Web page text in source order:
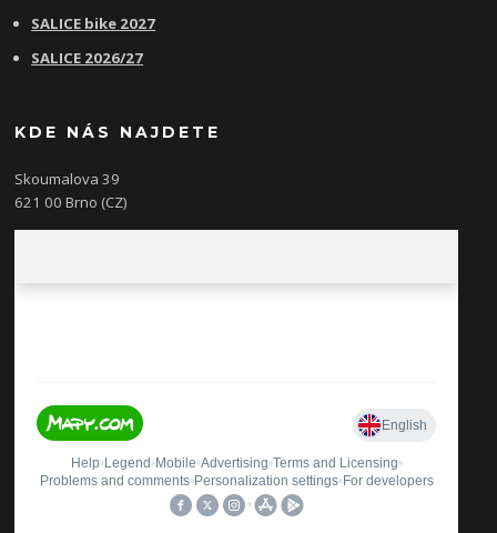
SALICE bike 2027
SALICE 2026/27
KDE NÁS NAJDETE
Skoumalova 39
621 00 Brno (CZ)